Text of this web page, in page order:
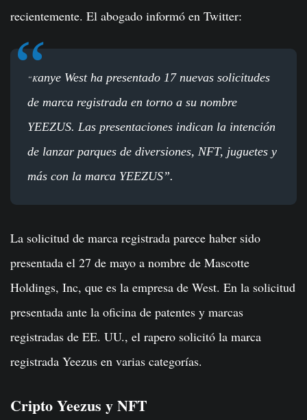
recientemente. El abogado informó en Twitter:
“Kanye West ha presentado 17 nuevas solicitudes
de marca registrada en torno a su nombre
YEEZUS. Las presentaciones indican la intención
de lanzar parques de diversiones, NFT, juguetes y
más con la marca YEEZUS”.
La solicitud de marca registrada parece haber sido
presentada el 27 de mayo a nombre de Mascotte
Holdings, Inc, que es la empresa de West. En la solicitud
presentada ante la oficina de patentes y marcas
registradas de EE. UU., el rapero solicitó la marca
registrada Yeezus en varias categorías.
Cripto Yeezus y NFT